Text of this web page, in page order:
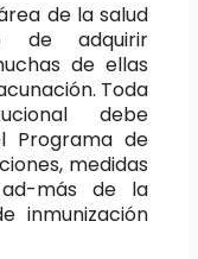
de la salud
de adquirir
de ellas
Toda
debe
Programa de
medidas
ad-más de la
inmunización